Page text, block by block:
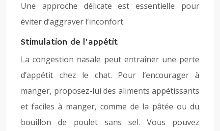
Une approche délicate est essentielle pour
éviter d’aggraver l’inconfort.
Stimulation de l’appétit
La congestion nasale peut entraîner une perte
d’appétit chez le chat. Pour l’encourager à
manger, proposez-lui des aliments appétissants
et faciles à manger, comme de la pâtée ou du
bouillon de poulet sans sel. Vous pouvez